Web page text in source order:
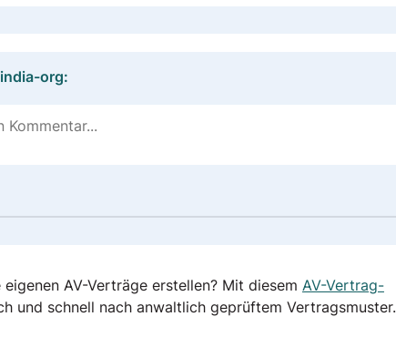
org:
AV-Verträge erstellen? Mit diesem AV-Vertrag-
und schnell nach anwaltlich geprüftem Vertragsmuster.